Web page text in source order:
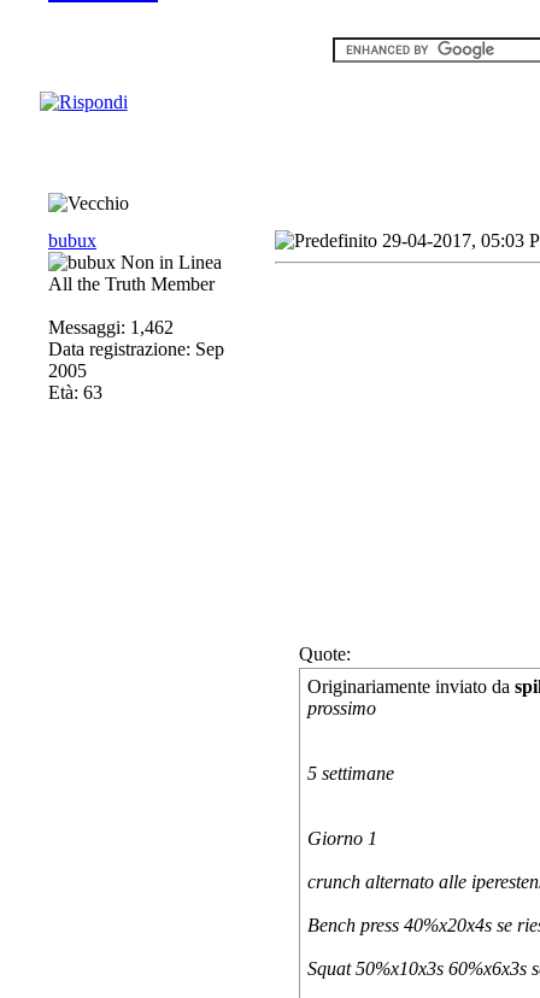
bubux
All the Truth Member
Messaggi: 1,462
Data registrazione: Sep
2005
Età: 63
29-04-2017, 05:03
Quote:
Originariamente inviato da
prossimo
5 settimane
Giorno 1
crunch alternato alle
Bench press 40%x20x4s se
Squat 50%x10x3s 60%x6x3s